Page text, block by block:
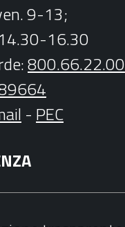
9-13;
16.30
800.66.22.00
- PEC